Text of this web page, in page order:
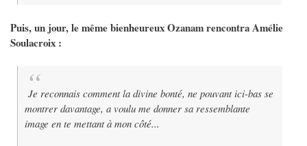
Puis, un jour, le même bienheureux Ozanam rencontra Amélie
Soulacroix :
Je reconnais comment la divine bonté, ne pouvant ici-bas se
montrer davantage, a voulu me donner sa ressemblante
image en te mettant à mon côté...